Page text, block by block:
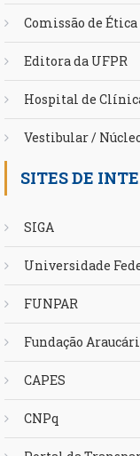
Comissão de Ética
Editora da UFPR
Hospital de
Vestibular /
SITES DE
SIGA
Universidade
FUNPAR
Fundação
CAPES
CNPq